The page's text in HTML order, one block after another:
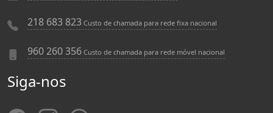
218 683 823 Custo de chamada para rede fixa nacional
960 260 356 Custo de chamada para rede móvel nacional
Siga-nos